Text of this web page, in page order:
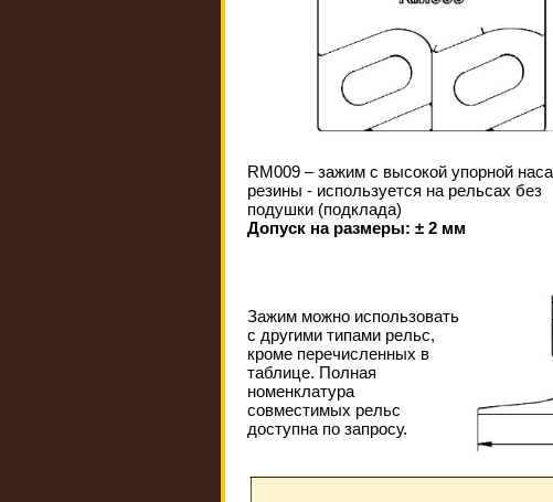
RM009 – зажим с высокой упорной
резины - используется на рельсах без
подушки (подклада)
Допуск на размеры: ± 2 мм
Зажим можно использовать
с другими типами рельс,
кроме перечисленных в
таблице. Полная
номенклатура
совместимых рельс
доступна по запросу.